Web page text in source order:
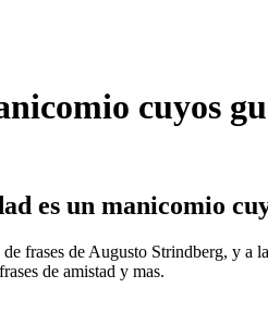
cuyos
es un manicomio
frases de Augusto Strindberg, y
de amistad y mas.